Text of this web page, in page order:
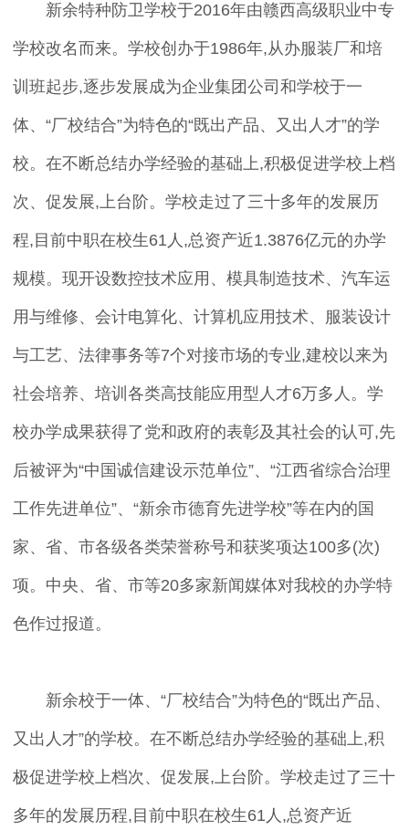
新余特种防卫学校于2016年由赣西高级职业中专
学校改名而来。学校创办于1986年,从办服装厂和培
训班起步,逐步发展成为企业集团公司和学校于一
体、“厂校结合”为特色的“既出产品、又出人才”的学
校。在不断总结办学经验的基础上,积极促进学校上档
次、促发展,上台阶。学校走过了三十多年的发展历
程,目前中职在校生61人,总资产近1.3876亿元的办学
规模。现开设数控技术应用、模具制造技术、汽车运
用与维修、会计电算化、计算机应用技术、服装设计
与工艺、法律事务等7个对接市场的专业,建校以来为
社会培养、培训各类高技能应用型人才6万多人。学
校办学成果获得了党和政府的表彰及其社会的认可,先
后被评为“中国诚信建设示范单位”、“江西省综合治理
工作先进单位”、“新余市德育先进学校”等在内的国
家、省、市各级各类荣誉称号和获奖项达100多(次)
项。中央、省、市等20多家新闻媒体对我校的办学特
色作过报道。
新余校于一体、“厂校结合”为特色的“既出产品、
又出人才”的学校。在不断总结办学经验的基础上,积
极促进学校上档次、促发展,上台阶。学校走过了三十
多年的发展历程,目前中职在校生61人,总资产近